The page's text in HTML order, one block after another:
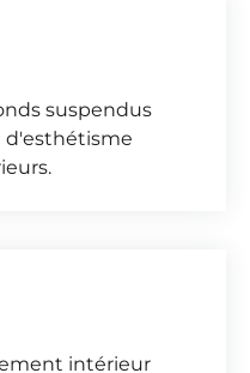
suspendus
intérieur